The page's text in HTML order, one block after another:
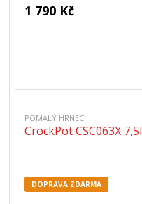
1 790 Kč
POMALÝ HRNEC
CrockPot CSC063X 7,5l
DOPRAVA ZDARMA